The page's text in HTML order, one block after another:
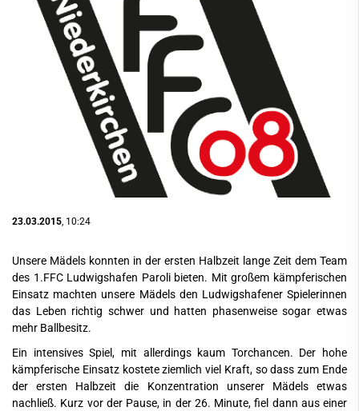
23.03.2015 , 10:24
Unsere Mädels konnten in der ersten Halbzeit lange Zeit dem Team
des 1.FFC Ludwigshafen Paroli bieten. Mit großem kämpferischen
Einsatz machten unsere Mädels den Ludwigshafener Spielerinnen
das Leben richtig schwer und hatten phasenweise sogar etwas
mehr Ballbesitz.
Ein intensives Spiel, mit allerdings kaum Torchancen. Der hohe
kämpferische Einsatz kostete ziemlich viel Kraft, so dass zum Ende
der ersten Halbzeit die Konzentration unserer Mädels etwas
nachließ. Kurz vor der Pause, in der 26. Minute, fiel dann aus einer